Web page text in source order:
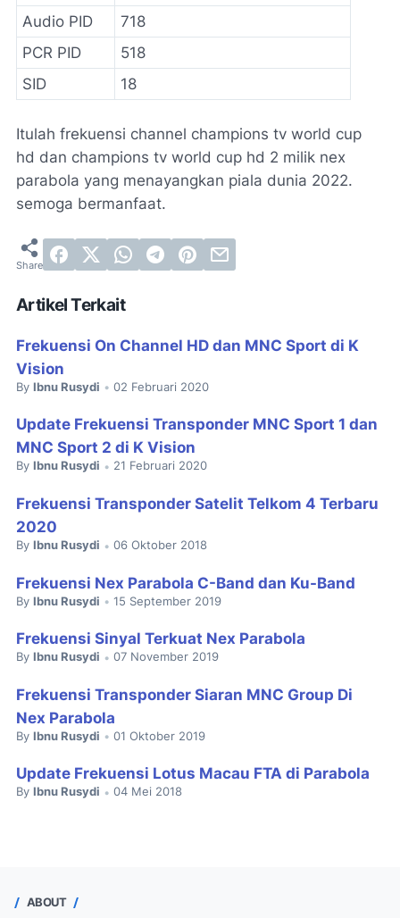
Audio PID
718
PCR PID
518
SID
18
Itulah frekuensi channel champions tv world cup
hd dan champions tv world cup hd 2 milik nex
parabola yang menayangkan piala dunia 2022.
semoga bermanfaat.
Artikel Terkait
Frekuensi On Channel HD dan MNC Sport di K
Vision
By Ibnu Rusydi • 02 Februari 2020
Update Frekuensi Transponder MNC Sport 1 dan
MNC Sport 2 di K Vision
By Ibnu Rusydi • 21 Februari 2020
Frekuensi Transponder Satelit Telkom 4 Terbaru
2020
By Ibnu Rusydi • 06 Oktober 2018
Frekuensi Nex Parabola C-Band dan Ku-Band
By Ibnu Rusydi • 15 September 2019
Frekuensi Sinyal Terkuat Nex Parabola
By Ibnu Rusydi • 07 November 2019
Frekuensi Transponder Siaran MNC Group Di
Nex Parabola
By Ibnu Rusydi • 01 Oktober 2019
Update Frekuensi Lotus Macau FTA di Parabola
By Ibnu Rusydi • 04 Mei 2018
ABOUT